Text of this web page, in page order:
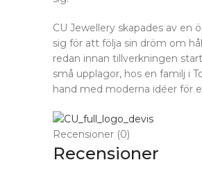
CU Jewellery skapades av en
sig för att följa sin dröm om
redan innan tillverkningen
små upplagor, hos en familj i
hand med moderna idéer för
Recensioner (0)
Recensioner